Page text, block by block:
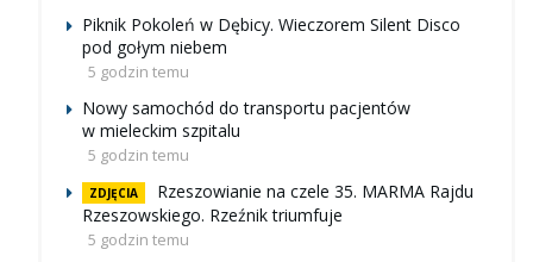
Piknik Pokoleń w Dębicy. Wieczorem Silent Disco
pod gołym niebem
5 godzin temu
Nowy samochód do transportu pacjentów
w mieleckim szpitalu
5 godzin temu
ZDJĘCIA
Rzeszowianie na czele 35. MARMA Rajdu
Rzeszowskiego. Rzeźnik triumfuje
5 godzin temu